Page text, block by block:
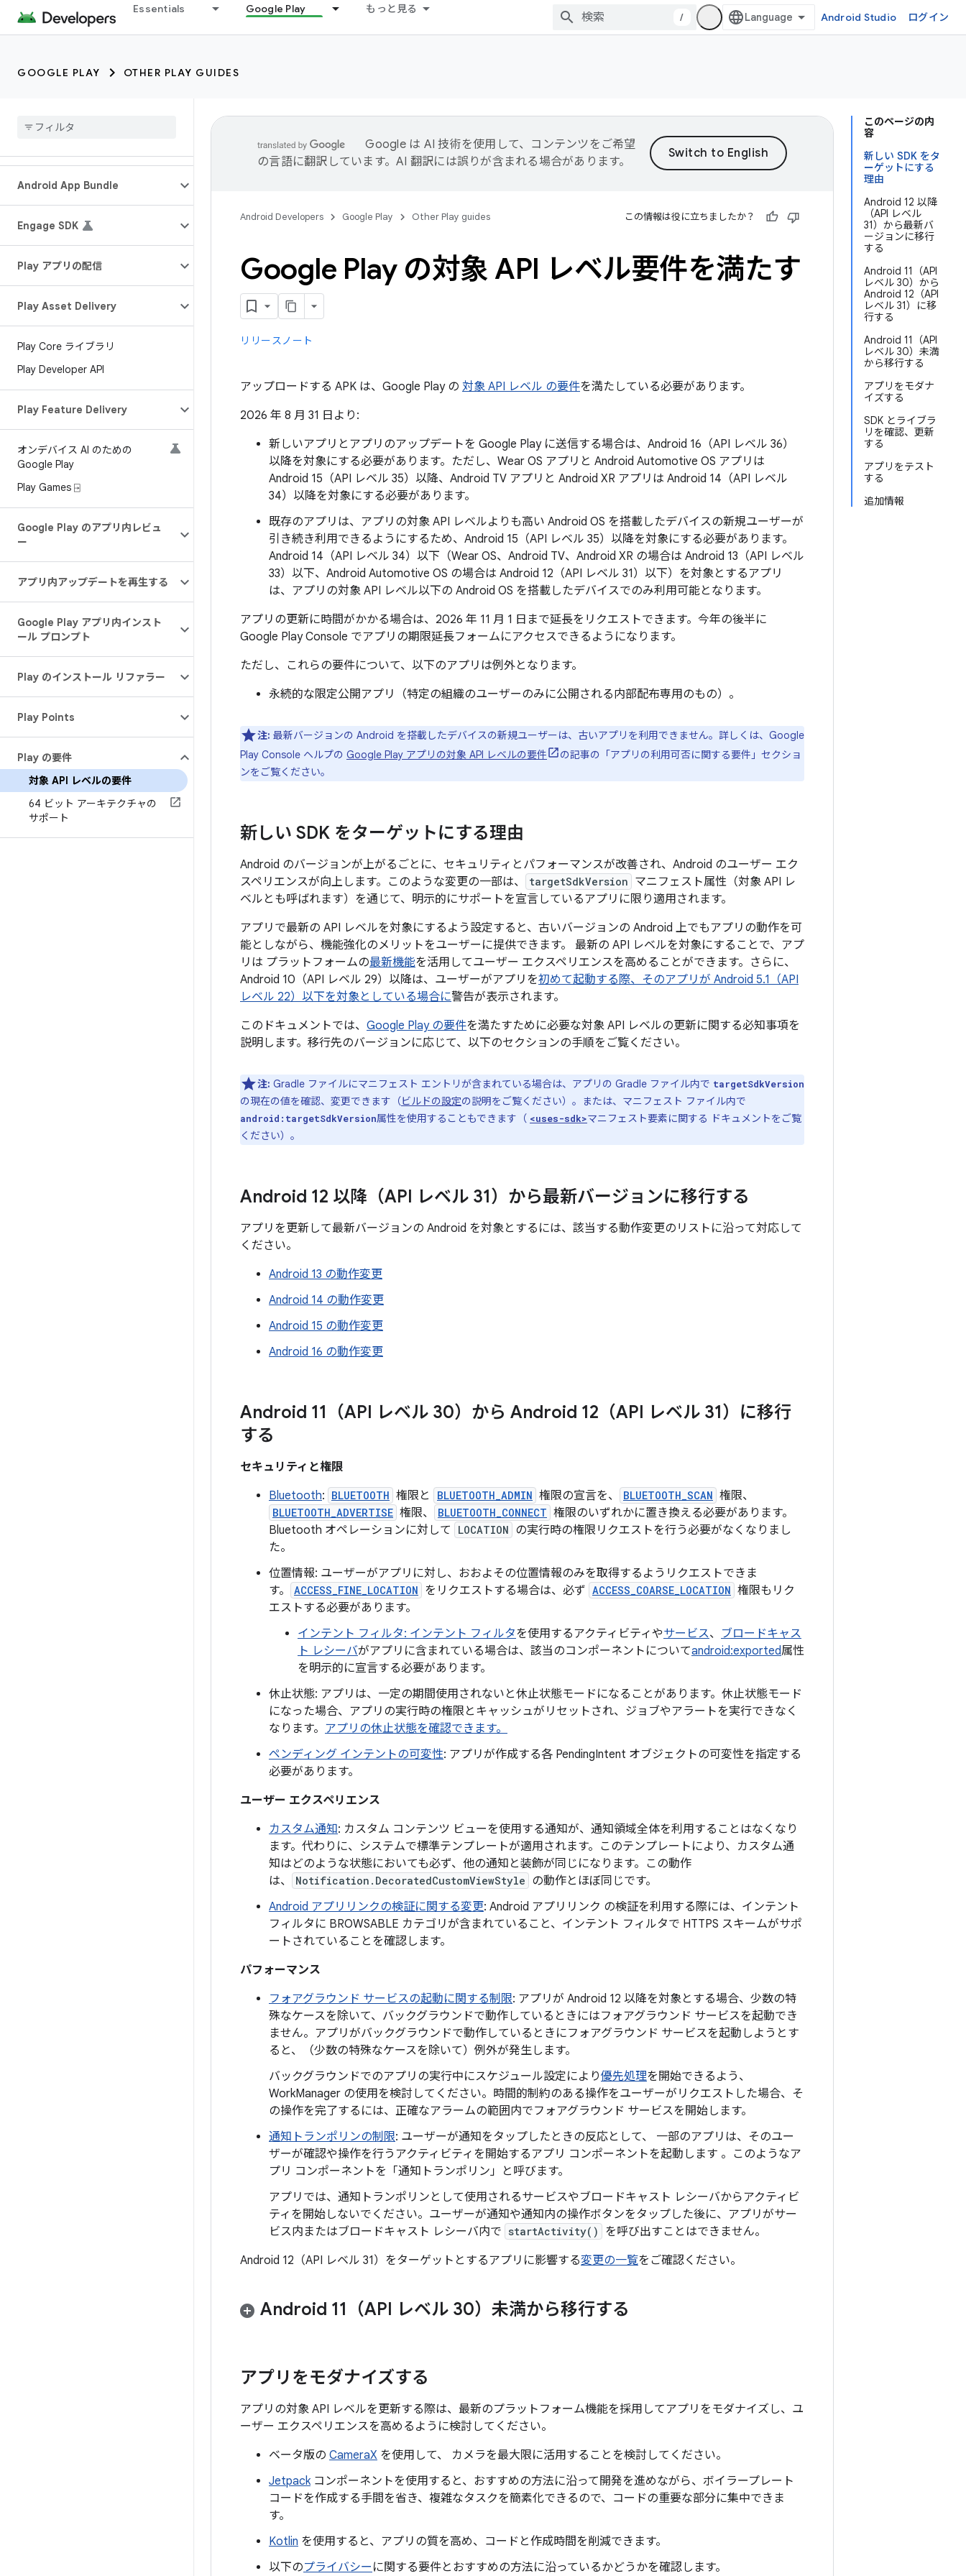
Essentials Google Play もっと見る
/ Android Studio ログイン
GOOGLE PLAY OTHER PLAY GUIDES
Android App Bundle
Engage SDK
Play アプリの配信
Play Asset Delivery
Play Core ライブラリ
Play Developer API
Play Feature Delivery
オンデバイス AI のための
Google Play
Play Games ⍈
Google Play のアプリ内レビュ
ー
アプリ内アップデートを再生する
Google Play アプリ内インスト
ール プロンプト
Play のインストール リファラー
Play Points
Play の要件
対象 API レベルの要件
64 ビット アーキテクチャの
サポート
このページの内
容
新しい SDK をタ
ーゲットにする
理由
Android 12 以降
（API レベル
31）から最新バ
ージョンに移行
する
Android 11（API
レベル 30）から
Android 12（API
レベル 31）に移
行する
Android 11（API
レベル 30）未満
から移行する
アプリをモダナ
イズする
SDK とライブラ
リを確認、更新
する
アプリをテスト
する
追加情報
Google は AI 技術を使用して、コンテンツをご希望
の言語に翻訳しています。AI 翻訳には誤りが含まれる場合があります。
Android Developers Google Play Other Play guides この情報は役に立ちましたか？
Google Play の対象 API レベル要件を満たす
リリースノート
アップロードする APK は、Google Play の 対象 API レベル の要件を満たしている必要があります。
2026 年 8 月 31 日より:
新しいアプリとアプリのアップデートを Google Play に送信する場合は、Android 16（API レベル 36）
以降を対象にする必要があります。ただし、Wear OS アプリと Android Automotive OS アプリは
Android 15（API レベル 35）以降、Android TV アプリと Android XR アプリは Android 14（API レベル
34）以降を対象にする必要があります。
既存のアプリは、アプリの対象 API レベルよりも高い Android OS を搭載したデバイスの新規ユーザーが
引き続き利用できるようにするため、Android 15（API レベル 35）以降を対象にする必要があります。
Android 14（API レベル 34）以下（Wear OS、Android TV、Android XR の場合は Android 13（API レベル
33）以下、Android Automotive OS の場合は Android 12（API レベル 31）以下）を対象とするアプリ
は、アプリの対象 API レベル以下の Android OS を搭載したデバイスでのみ利用可能となります。
アプリの更新に時間がかかる場合は、2026 年 11 月 1 日まで延長をリクエストできます。今年の後半に
Google Play Console でアプリの期限延長フォームにアクセスできるようになります。
ただし、これらの要件について、以下のアプリは例外となります。
永続的な限定公開アプリ（特定の組織のユーザーのみに公開される内部配布専用のもの）。
注: 最新バージョンの Android を搭載したデバイスの新規ユーザーは、古いアプリを利用できません。詳しくは、Google
Play Console ヘルプの Google Play アプリの対象 API レベルの要件
の記事の「アプリの利用可否に関する要件」セクショ
ンをご覧ください。
新しい SDK をターゲットにする理由
Android のバージョンが上がるごとに、セキュリティとパフォーマンスが改善され、Android のユーザー エク
スペリエンスが向上します。このような変更の一部は、
targetSdkVersion マニフェスト属性（対象 API レ
ベルとも呼ばれます）を通じて、明示的にサポートを宣言しているアプリに限り適用されます。
アプリで最新の API レベルを対象にするよう設定すると、古いバージョンの Android 上でもアプリの動作を可
能としながら、機能強化のメリットをユーザーに提供できます。 最新の API レベルを対象にすることで、アプ
リは プラットフォームの最新機能を活用してユーザー エクスペリエンスを高めることができます。さらに、
Android 10（API レベル 29）以降は、ユーザーがアプリを初めて起動する際、そのアプリが Android 5.1（API
レベル 22）以下を対象としている場合に警告が表示されます。
このドキュメントでは、 Google Play の要件を満たすために必要な対象 API レベルの更新に関する必知事項を
説明します。移行先のバージョンに応じて、以下のセクションの手順をご覧ください。
注: Gradle ファイルにマニフェスト エントリが含まれている場合は、アプリの Gradle ファイル内で targetSdkVersion
の現在の値を確認、変更できます（ビルドの設定の説明をご覧ください）。または、マニフェスト ファイル内で
android:targetSdkVersion属性を使用することもできます（ <uses-sdk>マニフェスト要素に関する ドキュメントをご覧
ください）。
Android 12 以降（API レベル 31）から最新バージョンに移行する
アプリを更新して最新バージョンの Android を対象とするには、該当する動作変更のリストに沿って対応して
ください。
Android 13 の動作変更
Android 14 の動作変更
Android 15 の動作変更
Android 16 の動作変更
Android 11（API レベル 30）から Android 12（API レベル 31）に移行
する
セキュリティと権限
Bluetooth: BLUETOOTH 権限と BLUETOOTH_ADMIN 権限の宣言を、 BLUETOOTH_SCAN 権限、
BLUETOOTH_ADVERTISE 権限、 BLUETOOTH_CONNECT 権限のいずれかに置き換える必要があります。
Bluetooth オペレーションに対して
LOCATION の実行時の権限リクエストを行う必要がなくなりまし
た。
位置情報: ユーザーがアプリに対し、おおよその位置情報のみを取得するようリクエストできま
す。
ACCESS_FINE_LOCATION をリクエストする場合は、必ず ACCESS_COARSE_LOCATION 権限もリク
エストする必要があります。
インテント フィルタ: インテント フィルタを使用するアクティビティやサービス、 ブロードキャス
ト レシーバがアプリに含まれている場合は、該当のコンポーネントについてandroid:exported属性
を明示的に宣言する必要があります。
休止状態: アプリは、一定の期間使用されないと休止状態モードになることがあります。休止状態モード
になった場合、アプリの実行時の権限とキャッシュがリセットされ、ジョブやアラートを実行できなく
なります。 アプリの休止状態を確認できます。
ペンディング インテントの可変性: アプリが作成する各 PendingIntent オブジェクトの可変性を指定する
必要があります。
ユーザー エクスペリエンス
カスタム通知: カスタム コンテンツ ビューを使用する通知が、通知領域全体を利用することはなくなり
ます。代わりに、システムで標準テンプレートが適用されます。このテンプレートにより、カスタム通
知はどのような状態においても必ず、他の通知と装飾が同じになります。この動作
は、
Notification.DecoratedCustomViewStyle の動作とほぼ同じです。
Android アプリリンクの検証に関する変更: Android アプリリンク の検証を利用する際には、インテント
フィルタに BROWSABLE カテゴリが含まれていること、インテント フィルタで HTTPS スキームがサポ
ートされていることを確認します。
パフォーマンス
フォアグラウンド サービスの起動に関する制限: アプリが Android 12 以降を対象とする場合、少数の特
殊なケースを除いて、バックグラウンドで動作しているときにはフォアグラウンド サービスを起動でき
ません。アプリがバックグラウンドで動作しているときにフォアグラウンド サービスを起動しようとす
ると、（少数の特殊なケースを除いて）例外が発生します。
バックグラウンドでのアプリの実行中にスケジュール設定により優先処理を開始できるよう、
WorkManager の使用を検討してください。時間的制約のある操作をユーザーがリクエストした場合、そ
の操作を完了するには、正確なアラームの範囲内でフォアグラウンド サービスを開始します。
通知トランポリンの制限: ユーザーが通知をタップしたときの反応として、 一部のアプリは、そのユー
ザーが確認や操作を行うアクティビティを開始するアプリ コンポーネントを起動します 。このようなア
プリ コンポーネントを「通知トランポリン」と呼びます。
アプリでは、通知トランポリンとして使用されるサービスやブロードキャスト レシーバからアクティビ
ティを開始しないでください。ユーザーが通知や通知内の操作ボタンをタップした後に、アプリがサー
ビス内またはブロードキャスト レシーバ内で startActivity()
を呼び出すことはできません。
Android 12（API レベル 31）をターゲットとするアプリに影響する変更の一覧をご確認ください。
Android 11（API レベル 30）未満から移行する
アプリをモダナイズする
アプリの対象 API レベルを更新する際は、最新のプラットフォーム機能を採用してアプリをモダナイズし、ユ
ーザー エクスペリエンスを高めるように検討してください。
ベータ版の CameraX を使用して、 カメラを最大限に活用することを検討してください。
Jetpackコンポーネントを使用すると、おすすめの方法に沿って開発を進めながら、ボイラープレート
コードを作成する手間を省き、複雑なタスクを簡素化できるので、コードの重要な部分に集中できま
す。
Kotlin を使用すると、アプリの質を高め、コードと作成時間を削減できます。
以下のプライバシー に関する要件とおすすめの方法に沿っているかどうかを確認します。